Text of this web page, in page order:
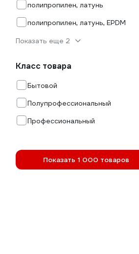
полипропилен, латунь
полипропилен, латунь, EPDM
Показать еще 2
Класс товара
Бытовой
Полупрофессиональный
Профессиональный
Показать 1 000 товаров